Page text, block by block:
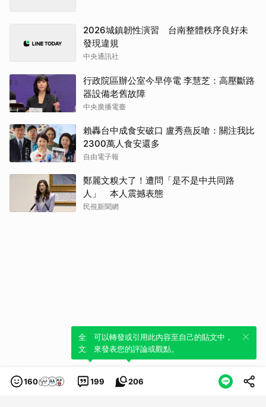
2026城鎮韌性演習 台南整體秩序良好未
發現違規
中央通訊社
行政院區辦公室今早停電 李慧芝：高壓斷路
器設備老舊故障
中央廣播電臺
賴轟台中成食安破口 盧秀燕反嗆：關注我比
2300萬人食安還多
自由電子報
鄭麗文糗大了！遭問「是不是中共同路
人」 本人震撼表態
民視新聞網
160 199
全新體驗！一鍵引用此內容，透過發布貼
文來輕鬆表達個人立場。
206
可以轉發或引用此內容至自己的貼文中，
來發表您的評論或觀點。